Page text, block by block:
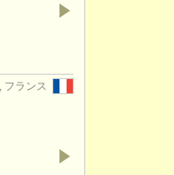
フランス